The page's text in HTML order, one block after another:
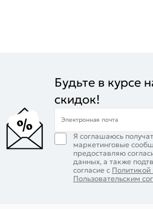
Будьте в курсе
скидок!
Электронная почта
Я соглашаюсь
маркетинговые
предоставляю
данных, а также
согласие с Политикой
Пользовательским